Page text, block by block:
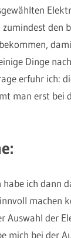
den
Dinge
erfuhr ich:
man erst bei
ich dann
machen
Auswahl der
mich bei der